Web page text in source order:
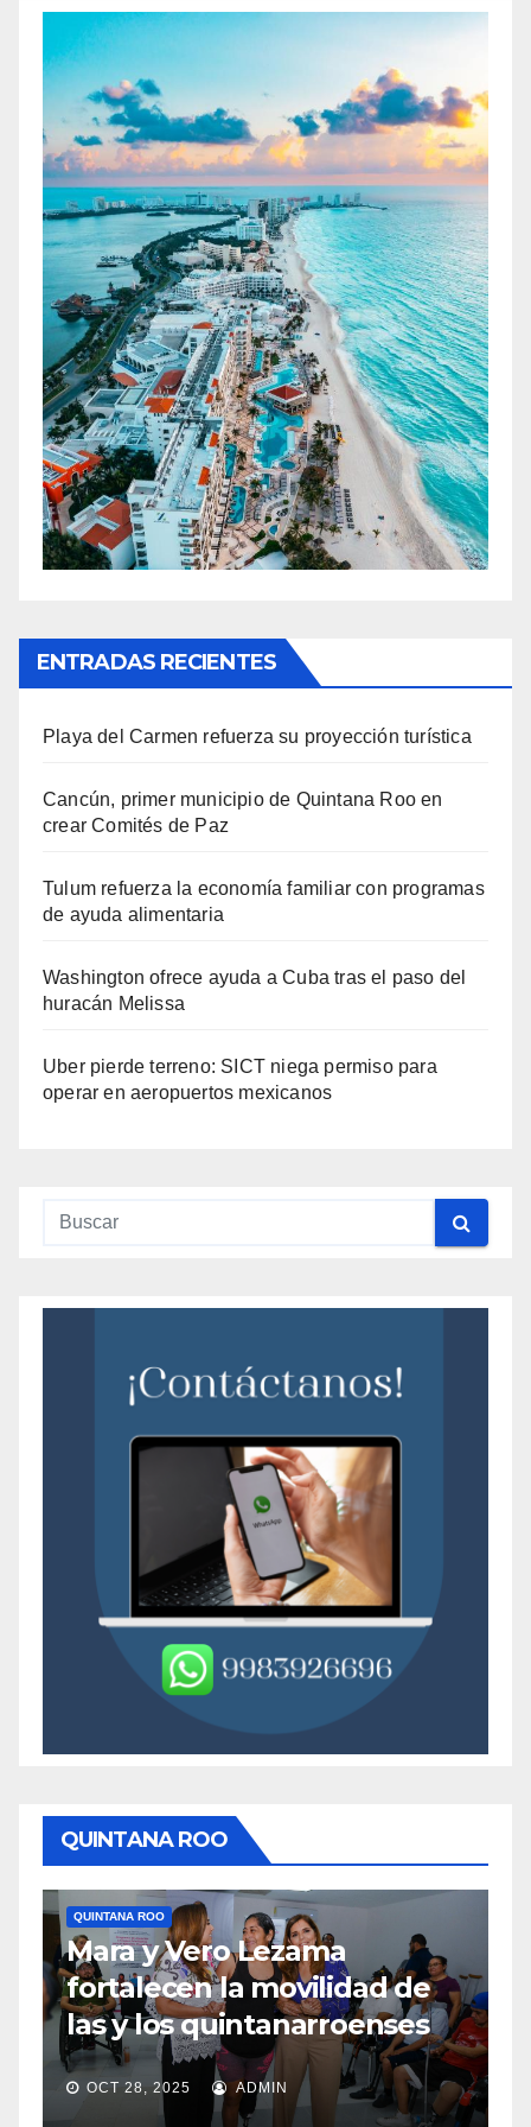
ENTRADAS RECIENTES
Playa del Carmen refuerza su proyección turística
Cancún, primer municipio de Quintana Roo en
crear Comités de Paz
Tulum refuerza la economía familiar con programas
de ayuda alimentaria
Washington ofrece ayuda a Cuba tras el paso del
huracán Melissa
Uber pierde terreno: SICT niega permiso para
operar en aeropuertos mexicanos
QUINTANA ROO
QUINTANA ROO
Mara y Vero Lezama
fortalecen la movilidad de
las y los quintanarroenses
OCT 28, 2025 ADMIN